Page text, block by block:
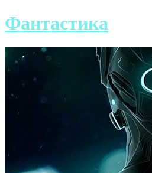
Фантастика